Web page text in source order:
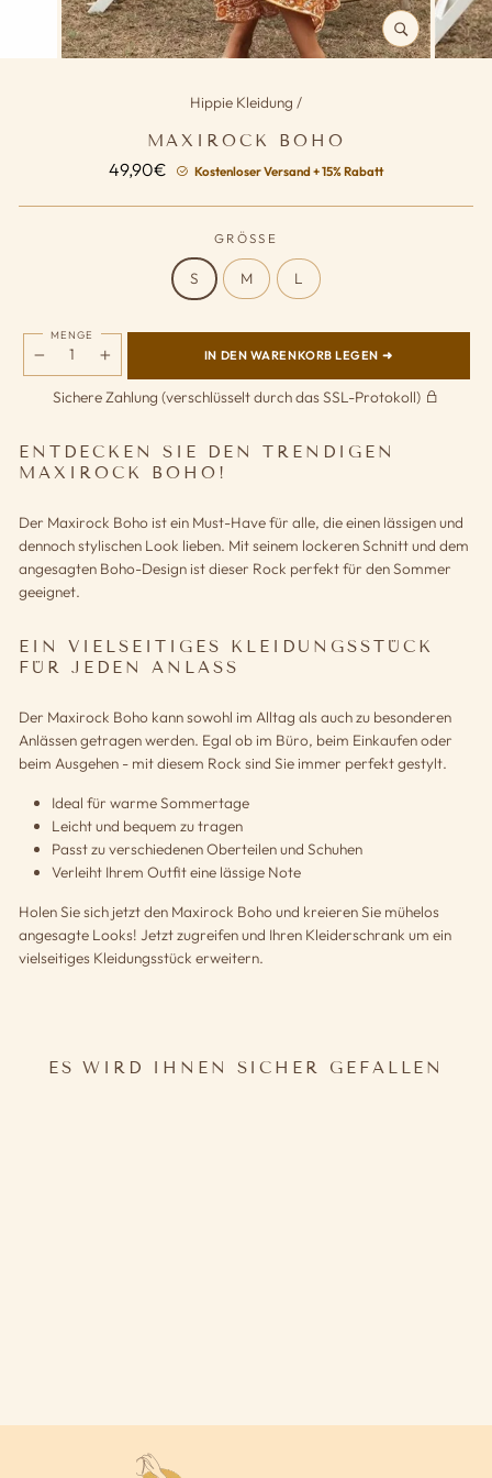
SCHLIESSEN (
ESC)
Hippie Kleidung /
MAXIROCK BOHO
49,90€ Normaler
Kostenloser Versand + 15% Rabatt
GRÖSSE
S M L
MENGE
IN DEN WARENKORB LEGEN ➜
Sichere Zahlung (verschlüsselt durch das SSL-Protokoll)
ENTDECKEN SIE DEN TRENDIGEN
MAXIROCK BOHO!
Der Maxirock Boho ist ein Must-Have für alle, die einen lässigen und
dennoch stylischen Look lieben. Mit seinem lockeren Schnitt und dem
angesagten Boho-Design ist dieser Rock perfekt für den Sommer
geeignet.
EIN VIELSEITIGES KLEIDUNGSSTÜCK
FÜR JEDEN ANLASS
Der Maxirock Boho kann sowohl im Alltag als auch zu besonderen
Anlässen getragen werden. Egal ob im Büro, beim Einkaufen oder
beim Ausgehen - mit diesem Rock sind Sie immer perfekt gestylt.
Ideal für warme Sommertage
Leicht und bequem zu tragen
Passt zu verschiedenen Oberteilen und Schuhen
Verleiht Ihrem Outfit eine lässige Note
Holen Sie sich jetzt den Maxirock Boho und kreieren Sie mühelos
angesagte Looks! Jetzt zugreifen und Ihren Kleiderschrank um ein
vielseitiges Kleidungsstück erweitern.
ES WIRD IHNEN SICHER GEFALLEN